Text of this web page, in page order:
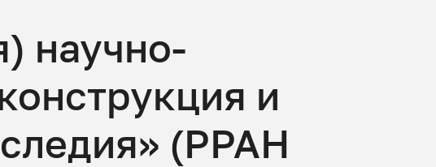
научно-
и
(РРАН